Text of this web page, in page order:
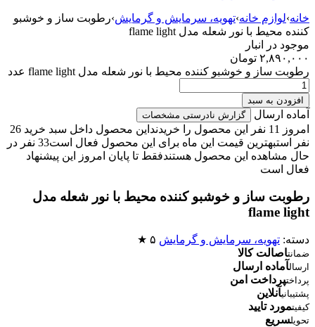
خانه›لوازم خانه›تهویه، سرمایش و گرمایش›رطوبت ساز و خوشبو
کننده محیط با نور شعله مدل flame light
موجود در انبار
۲,۸۹۰,۰۰۰ تومان
رطوبت ساز و خوشبو کننده محیط با نور شعله مدل flame light عدد
افزودن به سبد
آماده ارسال گزارش نادرستی مشخصات
امروز 11 نفر این محصول را خریدند
این محصول داخل سبد خرید 26
نفر استبهترین قیمت این ماه برای این محصول فعال است
33 نفر در
حال مشاهده این محصول هستندفقط تا پایان امروز این پیشنهاد
فعال است
رطوبت ساز و خوشبو کننده محیط با نور شعله مدل
flame light
دسته: تهویه، سرمایش و گرمایش ۵ ★
ضمانتاصالت کالا
ارسالآماده ارسال
پرداختپرداخت امن
پشتیبانیآنلاین
کیفیتمورد تایید
تحویلسریع